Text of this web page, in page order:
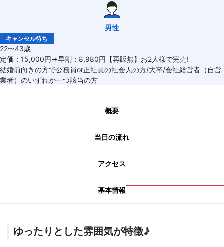
男性
キャンセル待ち
22〜43歳
定価：15,000円→早割：8,980円【再販無】お2人様で完売!
結婚前向きの方で公務員or正社員の社会人の方/大卒/会社経営者（自営
業者）のいずれか一つ該当の方
概要
当日の流れ
アクセス
基本情報
ゆったりとした雰囲気が特徴♪